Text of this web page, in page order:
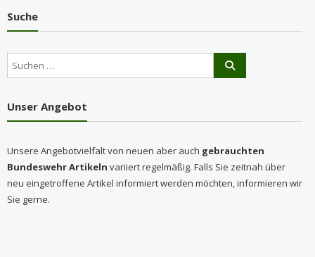
Suche
Unser Angebot
Unsere Angebotvielfalt von neuen aber auch gebrauchten
Bundeswehr Artikeln variiert regelmäßig. Falls Sie zeitnah über
neu eingetroffene Artikel informiert werden möchten, informieren wir
Sie gerne.